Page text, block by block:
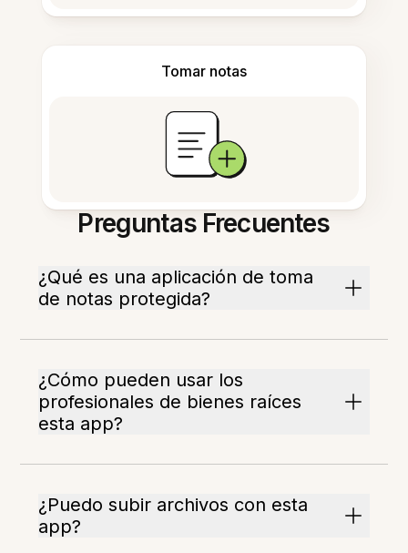
Tomar notas
Preguntas Frecuentes
¿Qué es una aplicación de toma
de notas protegida?
¿Cómo pueden usar los
profesionales de bienes raíces
esta app?
¿Puedo subir archivos con esta
app?